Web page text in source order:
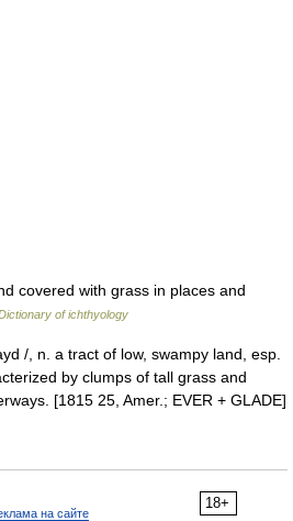
covered with grass in places and
of ichthyology
/, n. a tract of low, swampy land, esp.
by clumps of tall grass and
[1815 25, Amer.; EVER + GLADE]
18+
на сайте